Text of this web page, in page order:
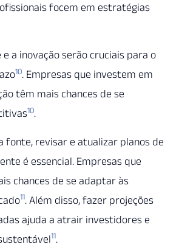
focem em estratégias
a inovação serão cruciais para o
10. Empresas que investem em
têm mais chances de se
10.
fonte, revisar e atualizar planos de
é essencial. Empresas que
chances de se adaptar às
11. Além disso, fazer projeções
ajuda a atrair investidores e
11.